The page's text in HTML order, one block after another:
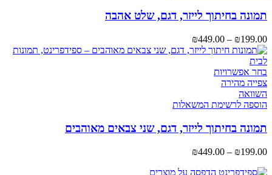
ניתן
לבחור
את
האפשרויות
בעמוד
תמונה בחיתוך לייזר, דגם, שלט אהבה
₪199.00
–
₪449.00
מחירים:
בחר אפשרויות
מספר
ניתן
לבחור
את
האפשרויות
בעמוד
צפייה מהירה
השוואה
הוספה לרשימת המשאלות
תמונה בחיתוך לייזר, דגם, שני צבאים מאוהבים
₪199.00
–
₪449.00